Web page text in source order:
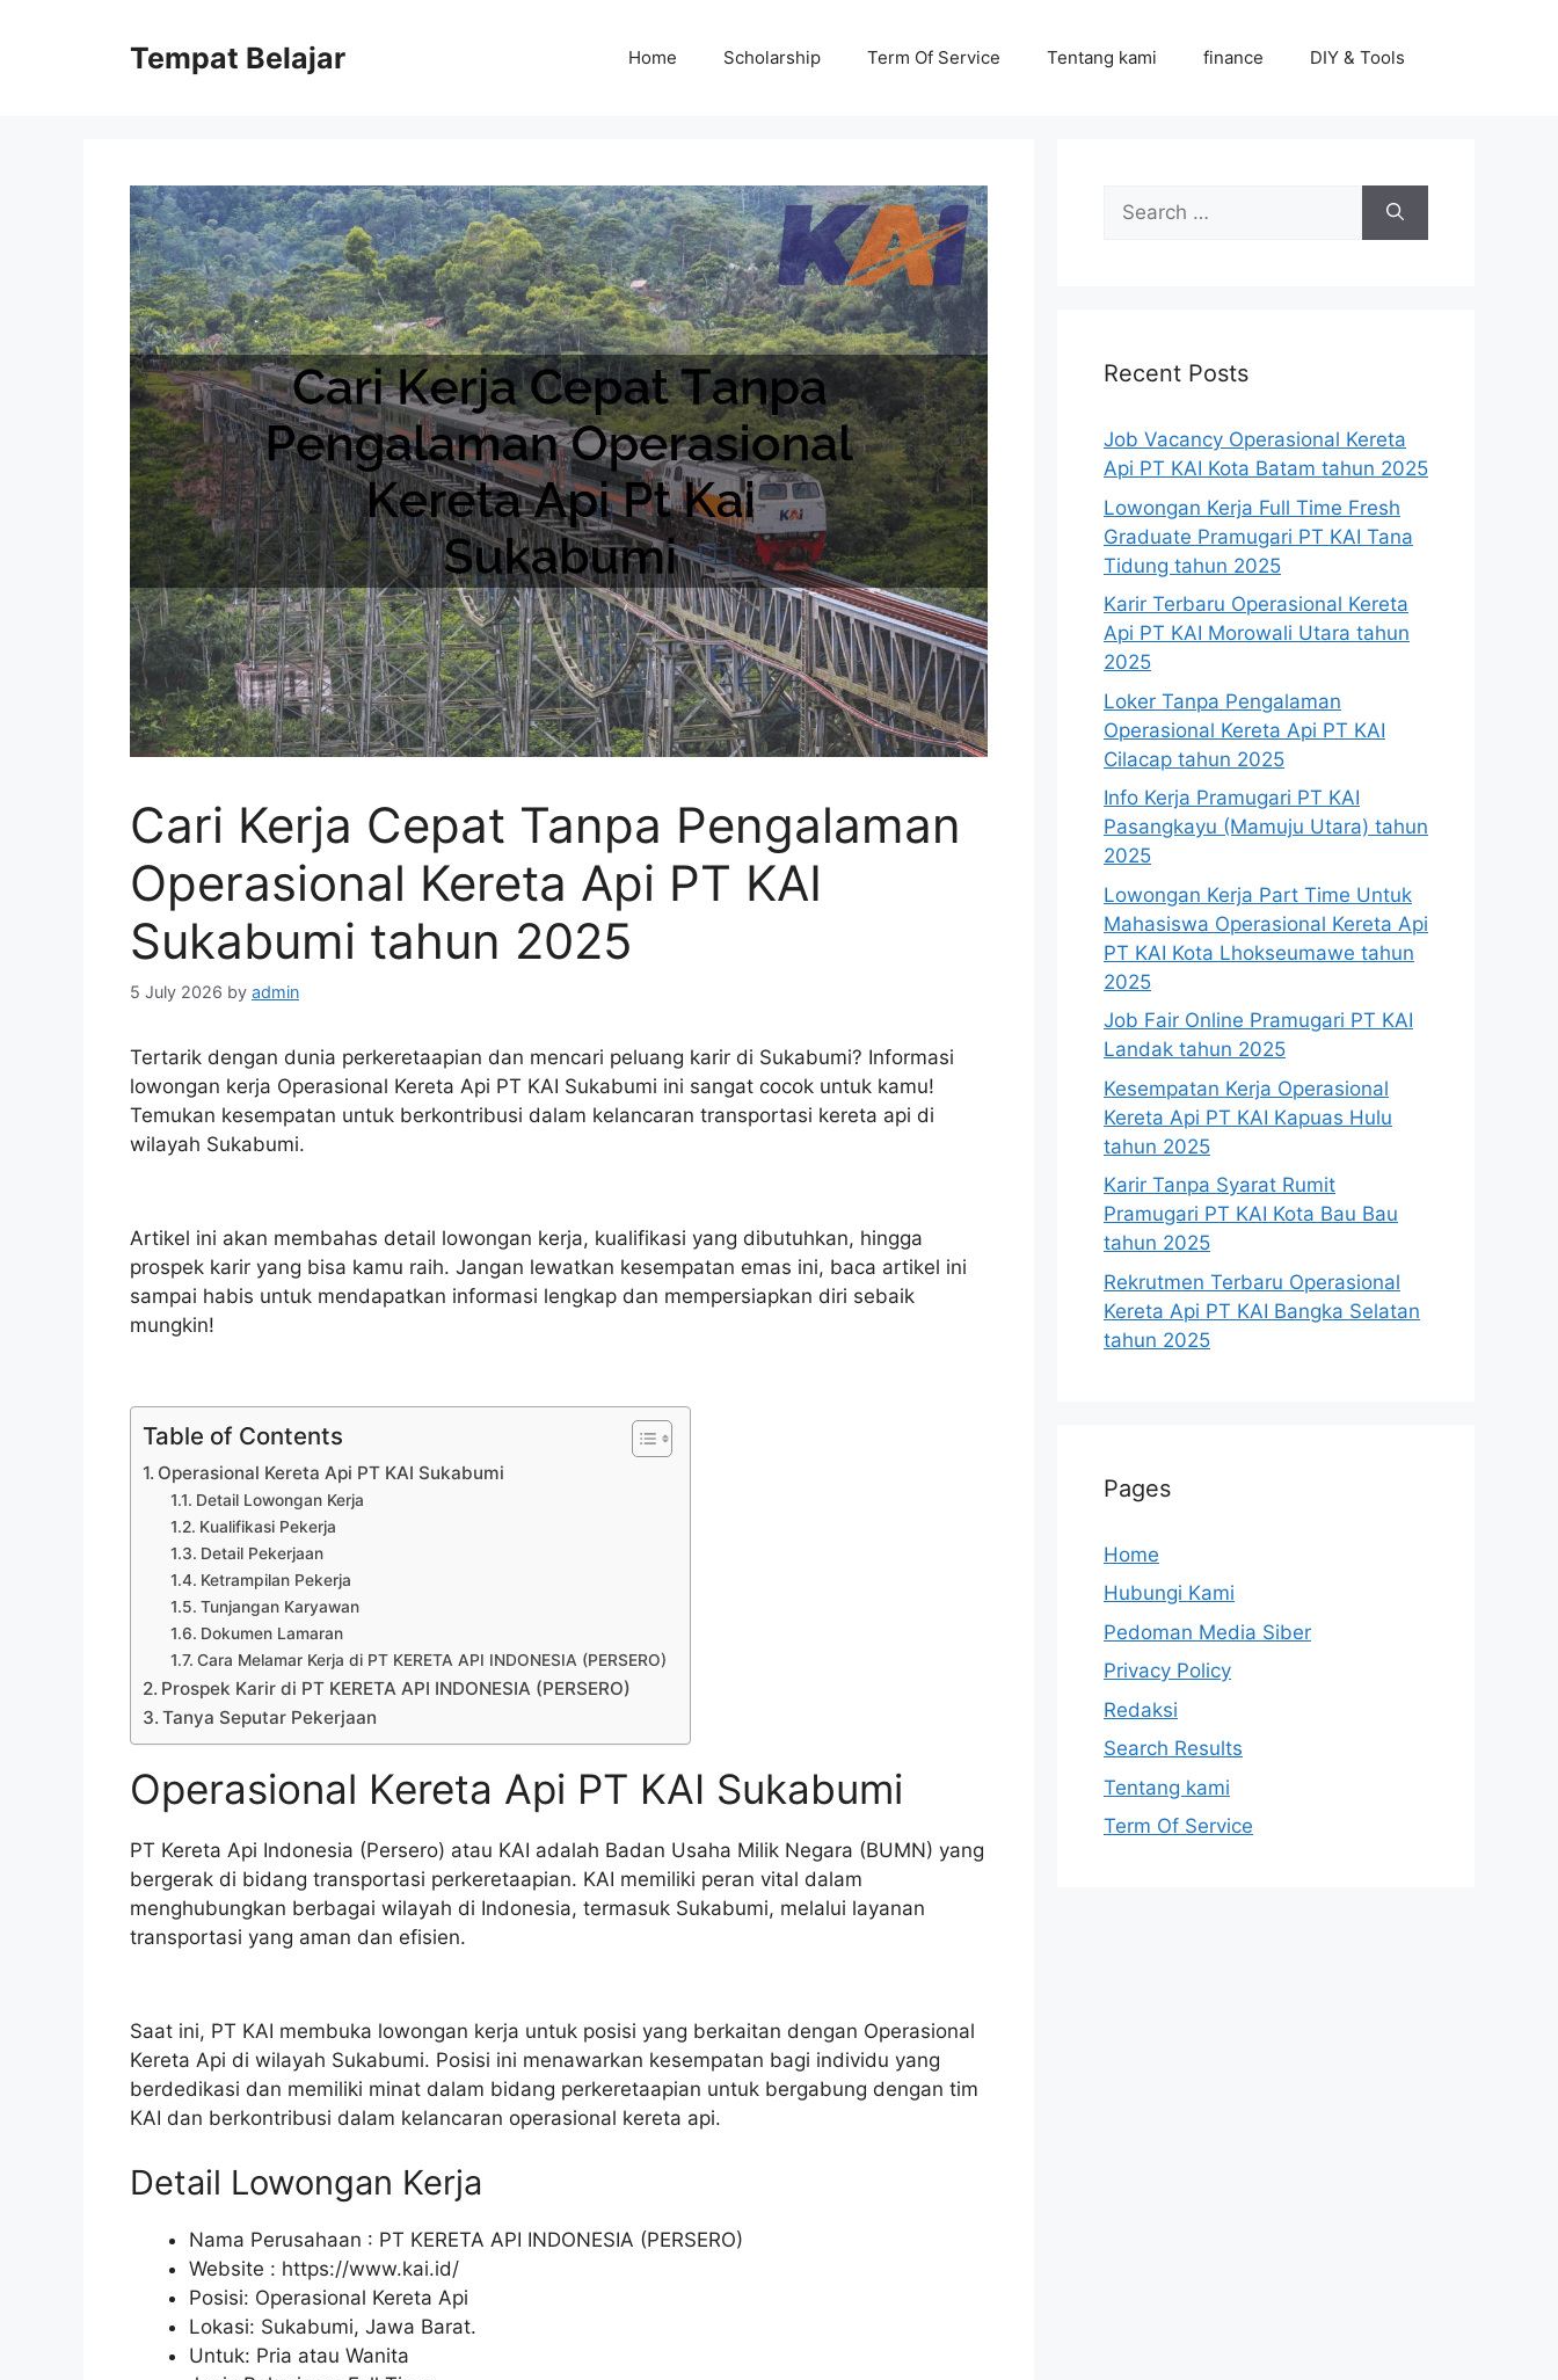
Tempat Belajar Home Scholarship Term Of Service Tentang kami finance DIY & Tools
Cari Kerja Cepat Tanpa Pengalaman
Operasional Kereta Api PT KAI
Sukabumi tahun 2025
5 July 2026 by admin
Tertarik dengan dunia perkeretaapian dan mencari peluang karir di Sukabumi? Informasi
lowongan kerja Operasional Kereta Api PT KAI Sukabumi ini sangat cocok untuk kamu!
Temukan kesempatan untuk berkontribusi dalam kelancaran transportasi kereta api di
wilayah Sukabumi.
Artikel ini akan membahas detail lowongan kerja, kualifikasi yang dibutuhkan, hingga
prospek karir yang bisa kamu raih. Jangan lewatkan kesempatan emas ini, baca artikel ini
sampai habis untuk mendapatkan informasi lengkap dan mempersiapkan diri sebaik
mungkin!
Table of Contents
Operasional Kereta Api PT KAI Sukabumi
Detail Lowongan Kerja
Kualifikasi Pekerja
Detail Pekerjaan
Ketrampilan Pekerja
Tunjangan Karyawan
Dokumen Lamaran
Cara Melamar Kerja di PT KERETA API INDONESIA (PERSERO)
Prospek Karir di PT KERETA API INDONESIA (PERSERO)
Tanya Seputar Pekerjaan
Operasional Kereta Api PT KAI Sukabumi
PT Kereta Api Indonesia (Persero) atau KAI adalah Badan Usaha Milik Negara (BUMN) yang
bergerak di bidang transportasi perkeretaapian. KAI memiliki peran vital dalam
menghubungkan berbagai wilayah di Indonesia, termasuk Sukabumi, melalui layanan
transportasi yang aman dan efisien.
Saat ini, PT KAI membuka lowongan kerja untuk posisi yang berkaitan dengan Operasional
Kereta Api di wilayah Sukabumi. Posisi ini menawarkan kesempatan bagi individu yang
berdedikasi dan memiliki minat dalam bidang perkeretaapian untuk bergabung dengan tim
KAI dan berkontribusi dalam kelancaran operasional kereta api.
Detail Lowongan Kerja
Nama Perusahaan : PT KERETA API INDONESIA (PERSERO)
Website : https://www.kai.id/
Posisi: Operasional Kereta Api
Lokasi: Sukabumi, Jawa Barat.
Untuk: Pria atau Wanita
Search
for:
Recent Posts
Job Vacancy Operasional Kereta
Api PT KAI Kota Batam tahun 2025
Lowongan Kerja Full Time Fresh
Graduate Pramugari PT KAI Tana
Tidung tahun 2025
Karir Terbaru Operasional Kereta
Api PT KAI Morowali Utara tahun
2025
Loker Tanpa Pengalaman
Operasional Kereta Api PT KAI
Cilacap tahun 2025
Info Kerja Pramugari PT KAI
Pasangkayu (Mamuju Utara) tahun
2025
Lowongan Kerja Part Time Untuk
Mahasiswa Operasional Kereta Api
PT KAI Kota Lhokseumawe tahun
2025
Job Fair Online Pramugari PT KAI
Landak tahun 2025
Kesempatan Kerja Operasional
Kereta Api PT KAI Kapuas Hulu
tahun 2025
Karir Tanpa Syarat Rumit
Pramugari PT KAI Kota Bau Bau
tahun 2025
Rekrutmen Terbaru Operasional
Kereta Api PT KAI Bangka Selatan
tahun 2025
Pages
Home
Hubungi Kami
Pedoman Media Siber
Privacy Policy
Redaksi
Search Results
Tentang kami
Term Of Service